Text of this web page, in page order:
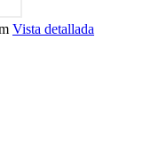
Vista detallada